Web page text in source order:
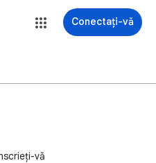
Conectați-vă
vă